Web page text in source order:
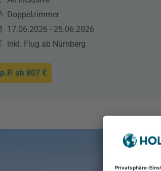
Doppelzimmer
17.06.2026 - 25.06.2026
inkl. Flug ab Nürnberg
p.P. ab 807 €